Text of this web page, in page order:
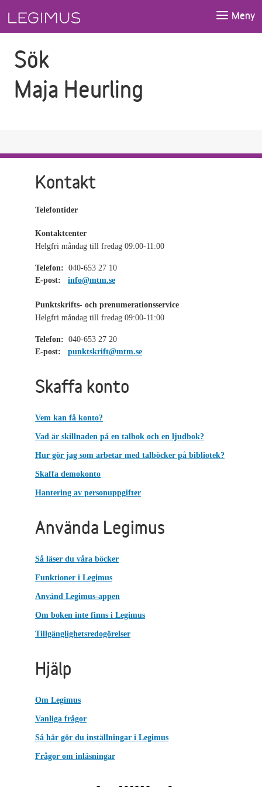
Meny
Sök
Maja Heurling
Kontakt
Telefontider
Kontaktcenter
Helgfri måndag till fredag 09:00-11:00
Telefon: 040-653 27 10
E-post:
info@mtm.se
Punktskrifts- och prenumerationsservice
Helgfri måndag till fredag 09:00-11:00
Telefon: 040-653 27 20
E-post:
punktskrift@mtm.se
Skaffa konto
Vem kan få konto?
Vad är skillnaden på en talbok och en ljudbok?
Hur gör jag som arbetar med talböcker på bibliotek?
Skaffa demokonto
Hantering av personuppgifter
Använda Legimus
Så läser du våra böcker
Funktioner i Legimus
Använd Legimus-appen
Om boken inte finns i Legimus
Tillgänglighetsredogörelser
Hjälp
Om Legimus
Vanliga frågor
Så här gör du inställningar i Legimus
Frågor om inläsningar